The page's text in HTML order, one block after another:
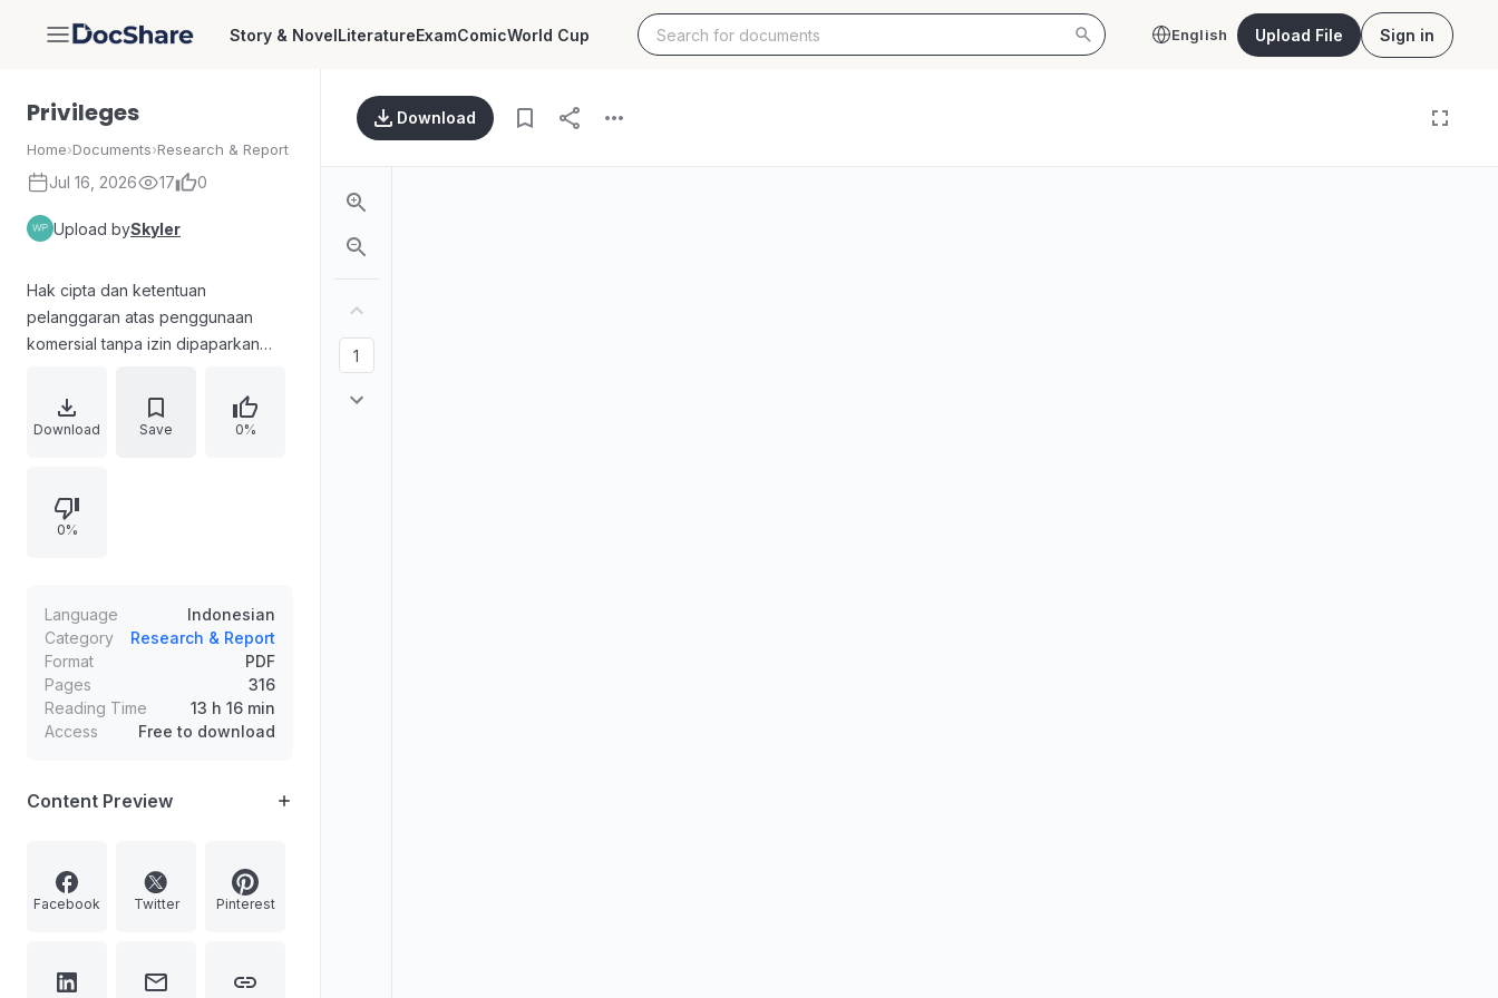
DocShare Story & NovelLiteratureExamComicWorld Cup English Upload File Sign in
Privileges
Home›Documents›Research & Report
Jul 16, 2026 17 0
Upload bySkyler
Hak cipta dan ketentuan
pelanggaran atas penggunaan
komersial tanpa izin dipaparkan
2014 tentang Hak Cipta, termasuk
ancaman pidana penjara dan denda
kredensial buku memuat informasi
penerbit, penulis, editor, penyelaras
pernyataan larangan mengutip,
memperbanyak, dan
menerjemahkan tanpa izin tertulis.
Bagian akhir berisi ucapan terima
kasih penulis.
Download Save 0%
0%
Language
Indonesian
Category
Research & Report
Format
PDF
Pages
316
Reading Time
13 h 16 min
Access
Free to download
Content Preview
Facebook Twitter Pinterest
Download